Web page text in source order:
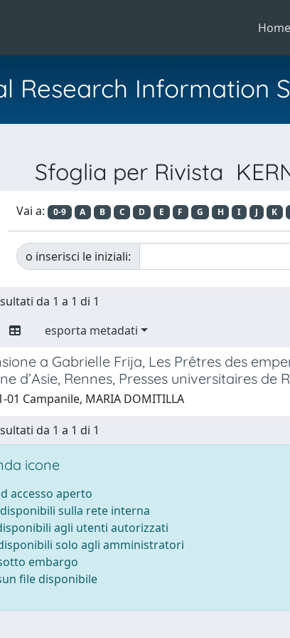
Home
Research Information
Sfoglia per Rivista
Vai a: 0-9 A B C D E F G H I J K
o inserisci le iniziali:
da 1 a 1 di 1
esporta metadati
a Gabrielle Frija, Les Prêtres des
d’Asie, Rennes, Presses universitaires de
01 Campanile, MARIA DOMITILLA
da 1 a 1 di 1
icone
accesso aperto
sulla rete interna
agli utenti autorizzati
solo agli amministratori
embargo
file disponibile